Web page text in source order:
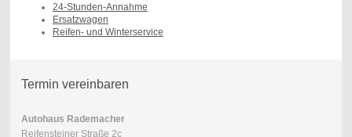
24-Stunden-Annahme
Ersatzwagen
Reifen- und Winterservice
Termin vereinbaren
Autohaus Rademacher
Reifensteiner Straße 2c